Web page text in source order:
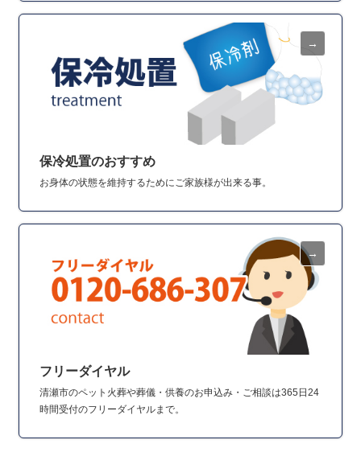
保冷処置のおすすめ
お身体の状態を維持するためにご家族様が出来る事。
フリーダイヤル
清瀬市のペット火葬や葬儀・供養のお申込み・ご相談は365日24
時間受付のフリーダイヤルまで。